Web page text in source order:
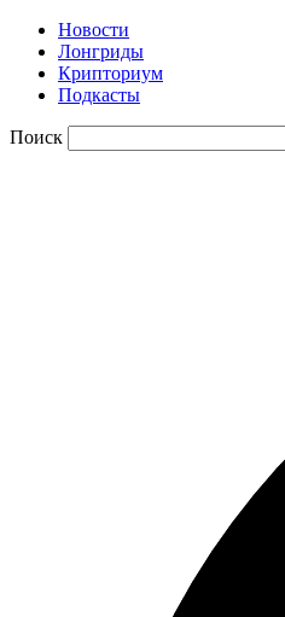
Новости
Лонгриды
Крипториум
Подкасты
Поиск